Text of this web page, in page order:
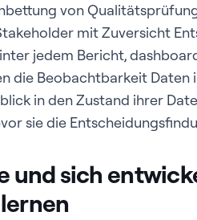
von
mit Zuversicht
jedem Bericht,
die Beobachtbarkeit Daten
in den Zustand ihrer
sie die
und sich